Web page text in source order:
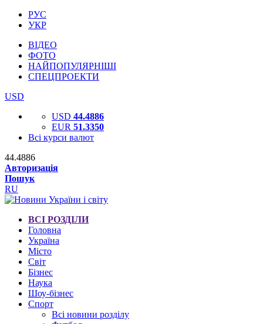
РУС
УКР
ВІДЕО
ФОТО
НАЙПОПУЛЯРНІШІ
СПЕЦПРОЕКТИ
USD
USD 44.4886
EUR 51.3350
Всі курси валют
44.4886
Авторизація
Пошук
RU
ВСІ РОЗДІЛИ
Головна
Україна
Місто
Світ
Бізнес
Наука
Шоу-бізнес
Спорт
Всі новини розділу